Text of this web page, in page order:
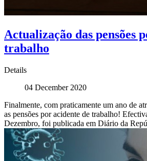
Actualização das pensões
trabalho
Details
04 December 2020
Finalmente, com praticamente um ano de
as pensões por acidente de trabalho!
Dezembro, foi publicada em Diário da